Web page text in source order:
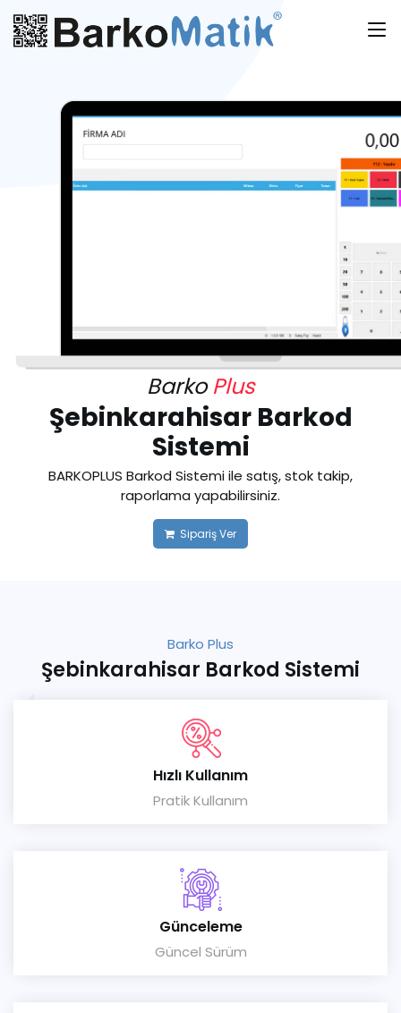
BarkoPlus
Şebinkarahisar Barkod
Sistemi
BARKOPLUS Barkod Sistemi ile satış, stok takip,
raporlama yapabilirsiniz.
Sipariş Ver
Barko Plus
Şebinkarahisar Barkod Sistemi
Hızlı Kullanım
Pratik Kullanım
Günceleme
Güncel Sürüm